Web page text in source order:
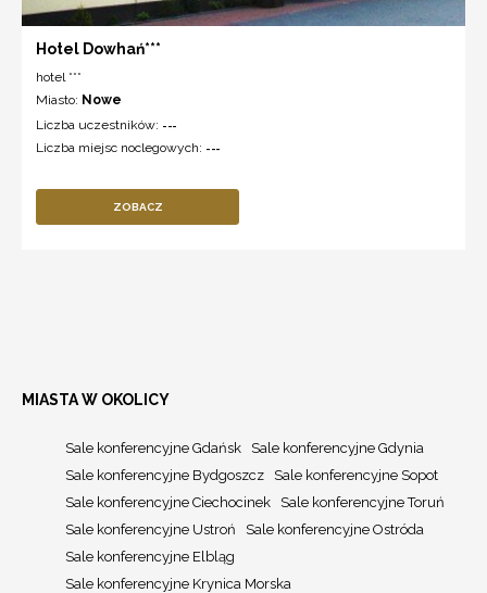
Hotel Dowhań***
hotel ***
Miasto: Nowe
Liczba uczestników: ---
Liczba miejsc noclegowych: ---
ZOBACZ
MIASTA W OKOLICY
Sale konferencyjne Gdańsk
Sale konferencyjne Gdynia
Sale konferencyjne Bydgoszcz
Sale konferencyjne Sopot
Sale konferencyjne Ciechocinek
Sale konferencyjne Toruń
Sale konferencyjne Ustroń
Sale konferencyjne Ostróda
Sale konferencyjne Elbląg
Sale konferencyjne Krynica Morska